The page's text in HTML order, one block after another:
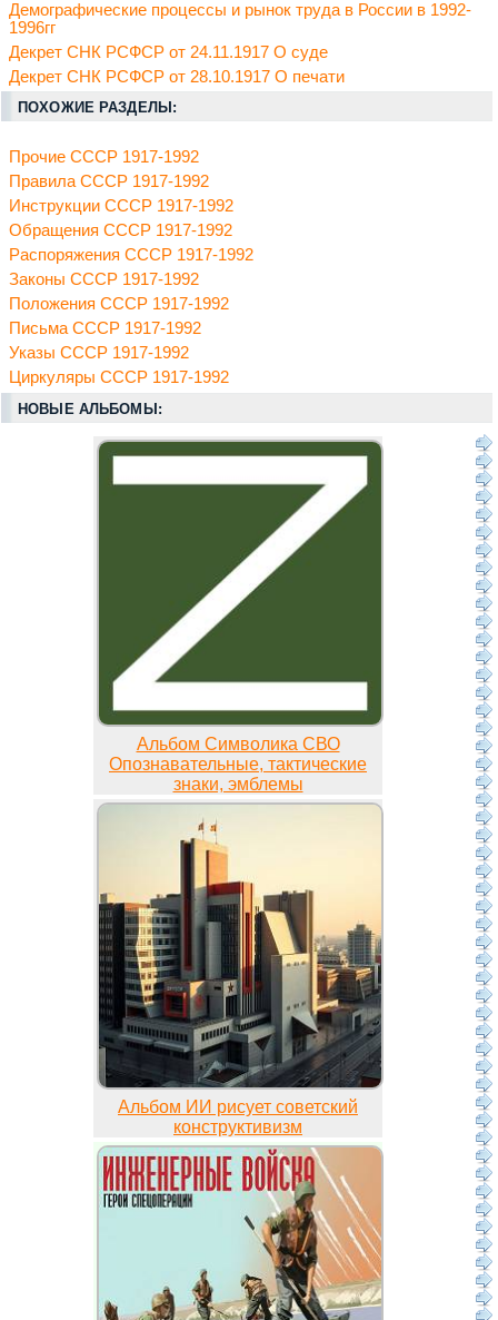
Демографические процессы и рынок труда в России в 1992-
1996гг
Декрет СНК РСФСР от 24.11.1917 О суде
Декрет СНК РСФСР от 28.10.1917 О печати
ПОХОЖИЕ РАЗДЕЛЫ:
Прочие СССР 1917-1992
Правила СССР 1917-1992
Инструкции СССР 1917-1992
Обращения СССР 1917-1992
Распоряжения СССР 1917-1992
Законы СССР 1917-1992
Положения СССР 1917-1992
Письма СССР 1917-1992
Указы СССР 1917-1992
Циркуляры СССР 1917-1992
НОВЫЕ АЛЬБОМЫ:
Альбом Символика СВО
Опознавательные, тактические
знаки, эмблемы
Альбом ИИ рисует советский
конструктивизм